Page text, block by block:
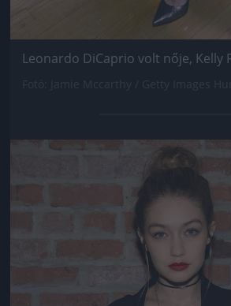
Leonardo DiCaprio volt nője, Kelly
Jön még kép!